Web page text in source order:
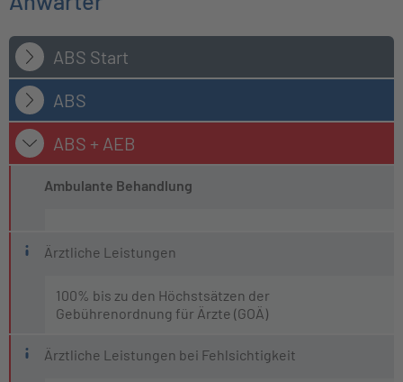
ABS Start
ABS
ABS + AEB
Ambulante Behandlung
Ärztliche Leistungen
100% bis zu den Höchstsätzen der
Gebührenordnung für Ärzte (GOÄ)
Ärztliche Leistungen bei Fehlsichtigkeit